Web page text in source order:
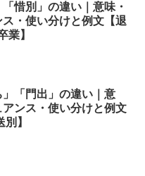
「惜別」の違い｜意味・
ス・使い分けと例文【退
業】
」「門出」の違い｜意
アンス・使い分けと例文
別】